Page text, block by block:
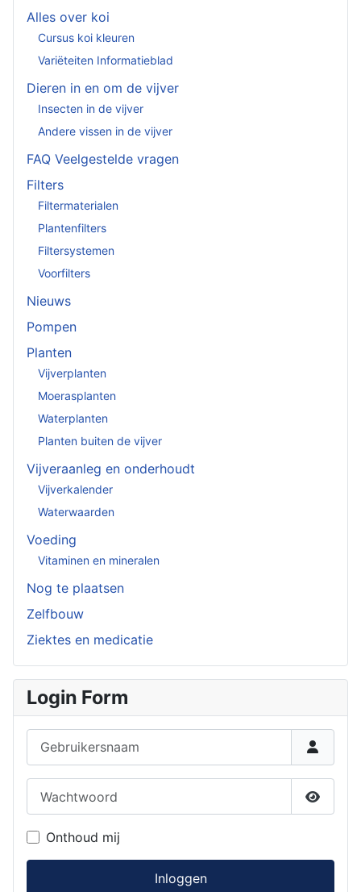
Alles over koi
Cursus koi kleuren
Variëteiten Informatieblad
Dieren in en om de vijver
Insecten in de vijver
Andere vissen in de vijver
FAQ Veelgestelde vragen
Filters
Filtermaterialen
Plantenfilters
Filtersystemen
Voorfilters
Nieuws
Pompen
Planten
Vijverplanten
Moerasplanten
Waterplanten
Planten buiten de vijver
Vijveraanleg en onderhoudt
Vijverkalender
Waterwaarden
Voeding
Vitaminen en mineralen
Nog te plaatsen
Zelfbouw
Ziektes en medicatie
Login Form
Toon
Onthoud mij
Inloggen